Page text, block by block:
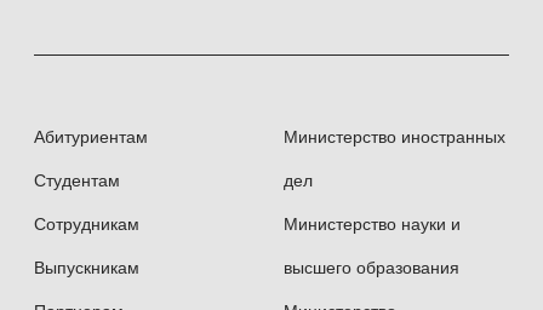
Абитуриентам
Студентам
Сотрудникам
Выпускникам
Министерство иностранных
дел
Министерство науки и
высшего образования